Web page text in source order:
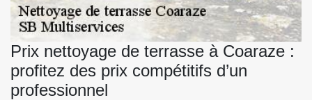
Prix nettoyage de terrasse à Coaraze :
profitez des prix compétitifs d’un
professionnel